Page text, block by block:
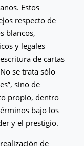
Estos
respecto de
blancos,
y legales
de cartas
se trata sólo
sino de
propio, dentro
bajo los
y el prestigio.
de